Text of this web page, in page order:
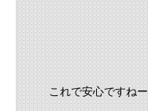
これで安心ですねー